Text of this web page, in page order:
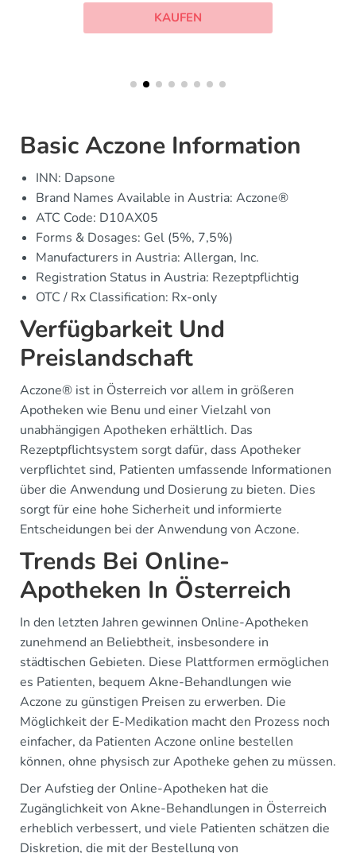
KAUFEN
Basic Aczone Information
INN: Dapsone
Brand Names Available in Austria: Aczone®
ATC Code: D10AX05
Forms & Dosages: Gel (5%, 7,5%)
Manufacturers in Austria: Allergan, Inc.
Registration Status in Austria: Rezeptpflichtig
OTC / Rx Classification: Rx-only
Verfügbarkeit Und
Preislandschaft
Aczone® ist in Österreich vor allem in größeren
Apotheken wie Benu und einer Vielzahl von
unabhängigen Apotheken erhältlich. Das
Rezeptpflichtsystem sorgt dafür, dass Apotheker
verpflichtet sind, Patienten umfassende Informationen
über die Anwendung und Dosierung zu bieten. Dies
sorgt für eine hohe Sicherheit und informierte
Entscheidungen bei der Anwendung von Aczone.
Trends Bei Online-
Apotheken In Österreich
In den letzten Jahren gewinnen Online-Apotheken
zunehmend an Beliebtheit, insbesondere in
städtischen Gebieten. Diese Plattformen ermöglichen
es Patienten, bequem Akne-Behandlungen wie
Aczone zu günstigen Preisen zu erwerben. Die
Möglichkeit der E-Medikation macht den Prozess noch
einfacher, da Patienten Aczone online bestellen
können, ohne physisch zur Apotheke gehen zu müssen.
Der Aufstieg der Online-Apotheken hat die
Zugänglichkeit von Akne-Behandlungen in Österreich
erheblich verbessert, und viele Patienten schätzen die
Diskretion, die mit der Bestellung von